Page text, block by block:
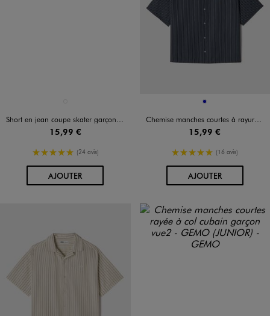
Short en jean coupe skater garçon - Camps United
15,99 €
5/5 de moyenne
(24 avis)
AJOUTERAU PANIER
Disponible en 1 coloris
BLEU FONCE
Chemise manches courtes à rayures et col cubain garçon
15,99 €
5/5 de moyenne
(16 avis)
AJOUTERAU PANIER